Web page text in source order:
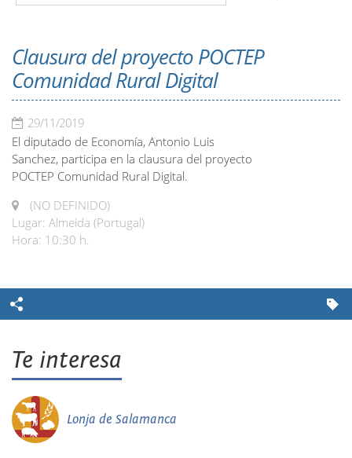
Clausura del proyecto POCTEP
Comunidad Rural Digital
29/11/2019
El diputado de Economía, Antonio Luis
Sanchez, participa en la clausura del proyecto
POCTEP Comunidad Rural Digital.
(NO DEFINIDO)
Lugar: Almeida (Portugal)
Hora: 10:30 h.
Te interesa
Lonja de Salamanca